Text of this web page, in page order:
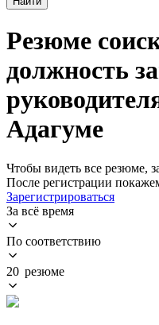
Резюме
должность
Адагуме
Чтобы видеть все резюме,
После регистрации
Зарегистрироваться
За всё время
По соответствию
20 резюме